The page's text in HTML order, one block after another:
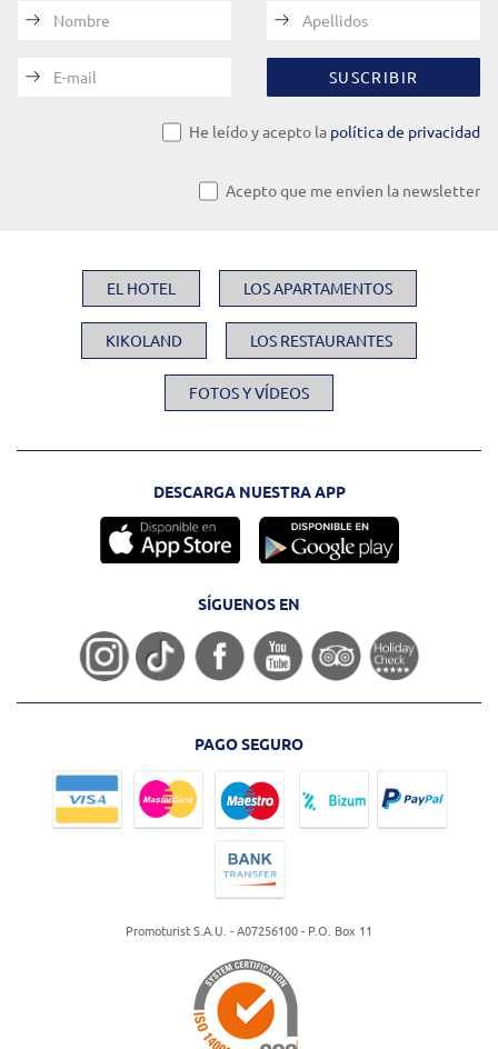
Nombre Apellidos
E-mail SUSCRIBIR
He leído y acepto la política de privacidad
Acepto que me envien la newsletter
EL HOTEL LOS APARTAMENTOS
KIKOLAND LOS RESTAURANTES
FOTOS Y VÍDEOS
DESCARGA NUESTRA APP
SÍGUENOS EN
PAGO SEGURO
Promoturist S.A.U. - A07256100 - P.O. Box 11